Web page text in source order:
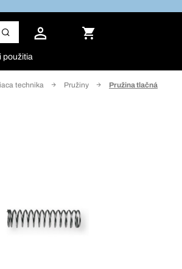
použitia
technika Pružiny Pružina tlačná